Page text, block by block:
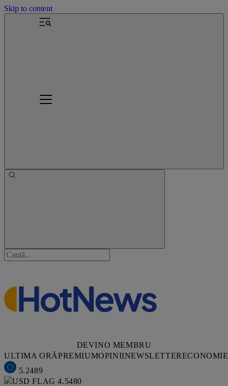
Skip to content
DEVINO MEMBRU
ULTIMA ORĂPREMIUMOPINIINEWSLETTERECONOMIE
5.2489
4.5480